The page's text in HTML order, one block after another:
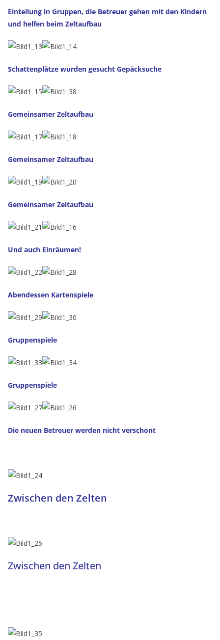
Einteilung in Gruppen, die Betreuer gehen mit den Kindern
und helfen beim Zeltaufbau
Schattenplätze wurden gesucht Gepäcksuche
Gemeinsamer Zeltaufbau
Gemeinsamer Zeltaufbau
Gemeinsamer Zeltaufbau
Und auch Einräumen!
Abendessen Kartenspiele
Gruppenspiele
Gruppenspiele
Die neuen Betreuer werden nicht verschont
Zwischen den Zelten
Zwischen den Zelten